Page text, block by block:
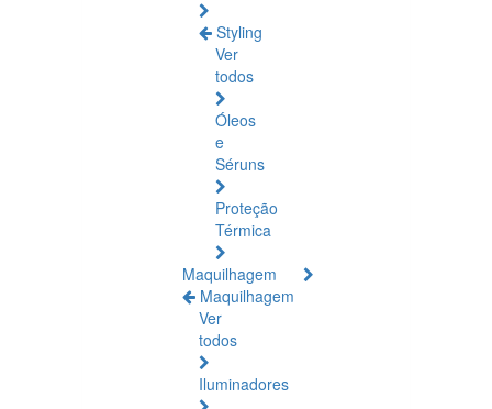
Styling
Ver
todos
Óleos
e
Séruns
Proteção
Térmica
Maquilhagem
Maquilhagem
Ver
todos
Iluminadores